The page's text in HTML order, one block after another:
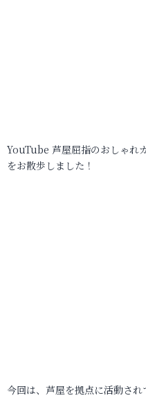
YouTube 芦屋屈指のおしゃれ
をお散歩しました！
今回は、芦屋を拠点に活動さ